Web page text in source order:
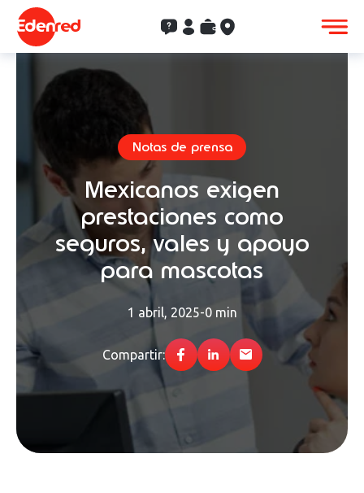
Contacto
Clientes
SaldoAceptación
Notas de prensa
Mexicanos exigen
prestaciones como
seguros, vales y apoyo
para mascotas
1 abril, 2025-0 min
Compartir: